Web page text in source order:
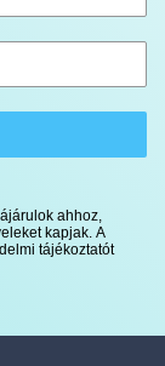
ahhoz,
kapjak. A
tájékoztatót